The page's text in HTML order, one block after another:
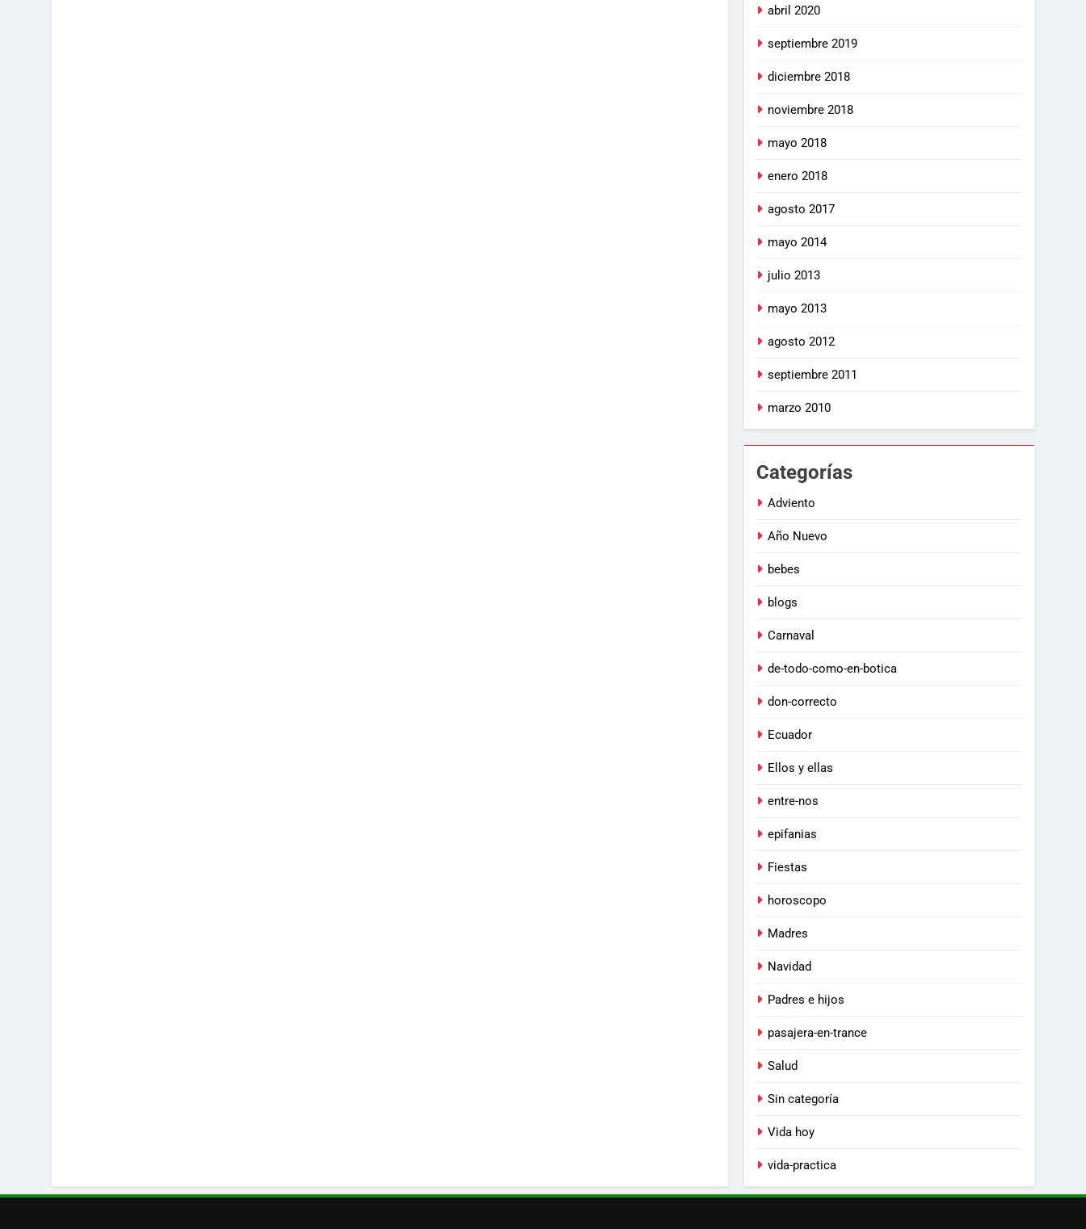
abril 2020
septiembre 2019
diciembre 2018
noviembre 2018
mayo 2018
enero 2018
agosto 2017
mayo 2014
julio 2013
mayo 2013
agosto 2012
septiembre 2011
marzo 2010
Categorías
Adviento
Año Nuevo
bebes
blogs
Carnaval
de-todo-como-en-botica
don-correcto
Ecuador
Ellos y ellas
entre-nos
epifanias
Fiestas
horoscopo
Madres
Navidad
Padres e hijos
pasajera-en-trance
Salud
Sin categoría
Vida hoy
vida-practica